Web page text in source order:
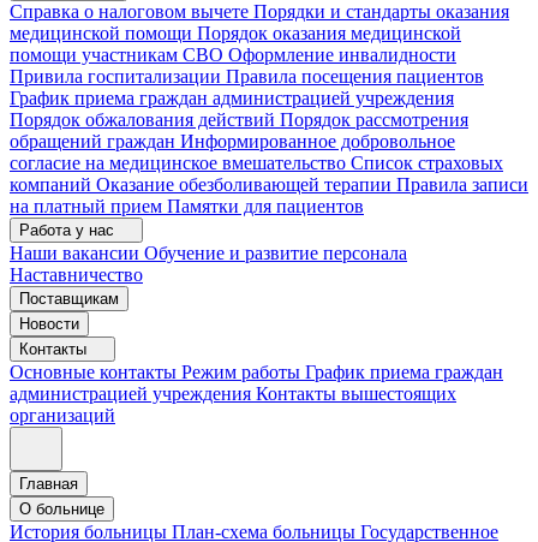
Справка о налоговом вычете Порядки и стандарты оказания
медицинской помощи Порядок оказания медицинской
помощи участникам СВО Оформление инвалидности
Привила госпитализации Правила посещения пациентов
График приема граждан администрацией учреждения
Порядок обжалования действий Порядок рассмотрения
обращений граждан Информированное добровольное
согласие на медицинское вмешательство Список страховых
компаний Оказание обезболивающей терапии Правила записи
на платный прием Памятки для пациентов
Работа у нас
Наши вакансии Обучение и развитие персонала
Наставничество
Поставщикам
Новости
Контакты
Основные контакты Режим работы График приема граждан
администрацией учреждения Контакты вышестоящих
организаций
Главная
О больнице
История больницы План-схема больницы Государственное